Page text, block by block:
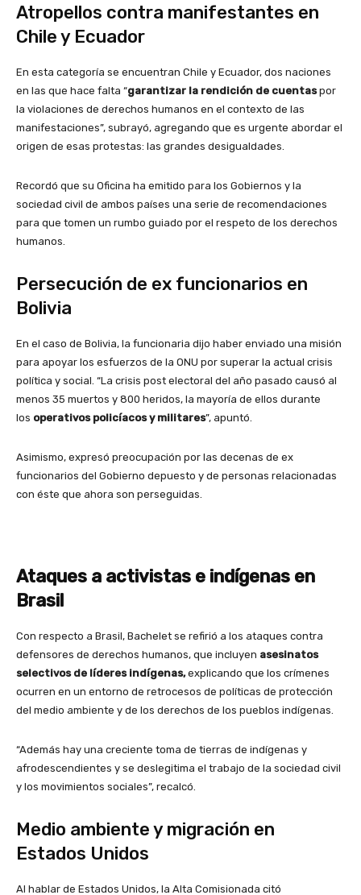
Atropellos contra manifestantes en
Chile y Ecuador
En esta categoría se encuentran Chile y Ecuador, dos naciones
en las que hace falta “garantizar la rendición de cuentaspor
la violaciones de derechos humanos en el contexto de las
manifestaciones”, subrayó, agregando que es urgente abordar el
origen de esas protestas: las grandes desigualdades.
Recordó que su Oficina ha emitido para los Gobiernos y la
sociedad civil de ambos países una serie de recomendaciones
para que tomen un rumbo guiado por el respeto de los derechos
humanos.
Persecución de ex funcionarios en
Bolivia
En el caso de Bolivia, la funcionaria dijo haber enviado una misión
para apoyar los esfuerzos de la ONU por superar la actual crisis
política y social. “La crisis post electoral del año pasado causó al
menos 35 muertos y 800 heridos, la mayoría de ellos durante
los operativos policíacos y militares”, apuntó.
Asimismo, expresó preocupación por las decenas de ex
funcionarios del Gobierno depuesto y de personas relacionadas
con éste que ahora son perseguidas.
Ataques a activistas e indígenas en
Brasil
Con respecto a Brasil, Bachelet se refirió a los ataques contra
defensores de derechos humanos, que incluyen asesinatos
selectivos de líderes indígenas,explicando que los crímenes
ocurren en un entorno de retrocesos de políticas de protección
del medio ambiente y de los derechos de los pueblos indígenas.
“Además hay una creciente toma de tierras de indígenas y
afrodescendientes y se deslegitima el trabajo de la sociedad civil
y los movimientos sociales”, recalcó.
Medio ambiente y migración en
Estados Unidos
Al hablar de Estados Unidos, la Alta Comisionada citó